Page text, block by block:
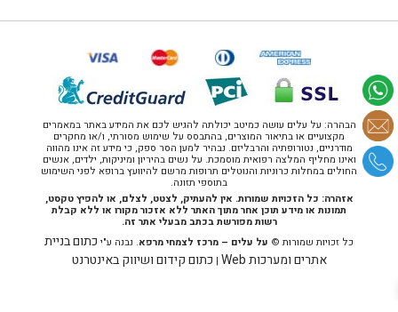
הבהרה: על עלים עושה כמיטב יכולתה להגיש לכם את המידע באתר במאמרים
מקצועיים או בתיאור המוצרים, בהתבסס על שימוש מסורתי, ו/או מחקרים
מודרניים, נטורופתיה והרבליזם. נבהיר למען הסר ספק, כי מידע זה אינו מהווה
ואינו מחליף המלצה רפואית מוסמכת. על נשים בהיריון ומיניקות, ילדים, אנשים
החולים במחלות כרוניות והנוטלים תרופות מרשם להיוועץ ברופא לפני השימוש
בתוספי תזונה.
אזהרה: כל הזכויות שמורות. אין להעתיק, לצטט, לצלם, או להפיץ טקסט,
תמונות או מידע תוכן אחר מתוך האתר ללא אזכור מקורו או ללא קבלת
רשות מפורשת בכתב מבעלי אתר זה.
כל זכויות שמורות © על עלים – מרכז לצמחי מרפא. נבנה ע"יכתום בניית
אתרים ומערכות Web
| כתום קידום ושיווק באינטרנט